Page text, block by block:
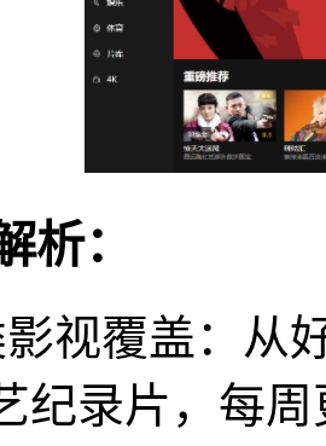
析：
视覆盖：从
纪录片，每